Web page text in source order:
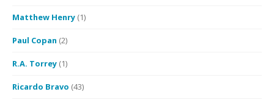
Matthew Henry (1)
Paul Copan (2)
R.A. Torrey (1)
Ricardo Bravo (43)